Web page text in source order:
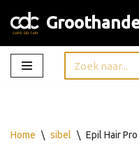
Ga
naar
de
Home \ sibel \ Epil Hair